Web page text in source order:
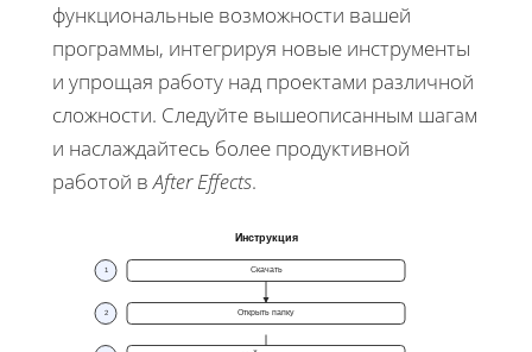
функциональные возможности вашей
программы, интегрируя новые инструменты
и упрощая работу над проектами различной
сложности. Следуйте вышеописанным шагам
и наслаждайтесь более продуктивной
работой вAfter Effects.
Инструкция
1 Скачать
2 Открыть папку